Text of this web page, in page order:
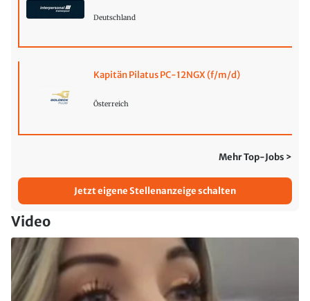
Deutschland
Kapitän Pilatus PC-12NGX (f/m/d)
Österreich
Mehr Top-Jobs >
Jetzt eigene Stellenanzeige schalten
Video